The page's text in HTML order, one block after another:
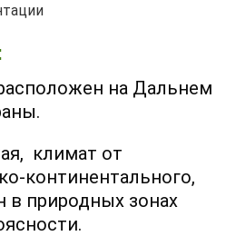
на Дальнем
климат от
континентального,
в природных зонах